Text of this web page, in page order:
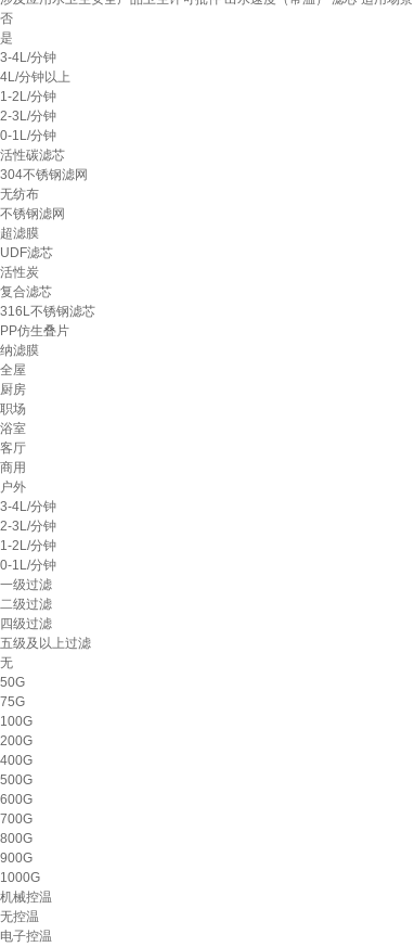
否
是
3-4L/分钟
4L/分钟以上
1-2L/分钟
2-3L/分钟
0-1L/分钟
活性碳滤芯
304不锈钢滤网
无纺布
不锈钢滤网
超滤膜
UDF滤芯
活性炭
复合滤芯
316L不锈钢滤芯
PP仿生叠片
纳滤膜
全屋
厨房
职场
浴室
客厅
商用
户外
3-4L/分钟
2-3L/分钟
1-2L/分钟
0-1L/分钟
一级过滤
二级过滤
四级过滤
五级及以上过滤
无
50G
75G
100G
200G
400G
500G
600G
700G
800G
900G
1000G
机械控温
无控温
电子控温